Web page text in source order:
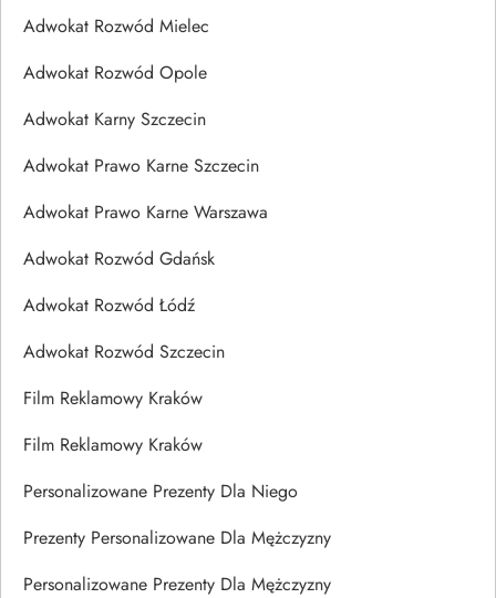
Adwokat Rozwód Mielec
Adwokat Rozwód Opole
Adwokat Karny Szczecin
Adwokat Prawo Karne Szczecin
Adwokat Prawo Karne Warszawa
Adwokat Rozwód Gdańsk
Adwokat Rozwód Łódź
Adwokat Rozwód Szczecin
Film Reklamowy Kraków
Film Reklamowy Kraków
Personalizowane Prezenty Dla Niego
Prezenty Personalizowane Dla Mężczyzny
Personalizowane Prezenty Dla Mężczyzny